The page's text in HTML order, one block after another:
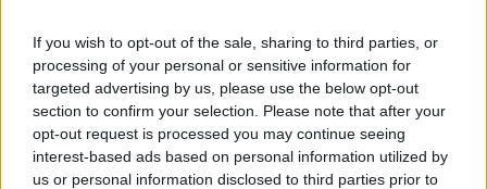
If you wish to opt-out of the sale, sharing to third parties, or
processing of your personal or sensitive information for
targeted advertising by us, please use the below opt-out
section to confirm your selection. Please note that after your
opt-out request is processed you may continue seeing
interest-based ads based on personal information utilized by
us or personal information disclosed to third parties prior to